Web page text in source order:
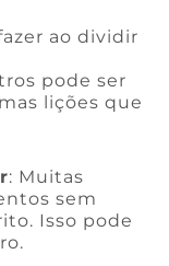
ao dividir
pode ser
lições que
: Muitas
sem
Isso pode